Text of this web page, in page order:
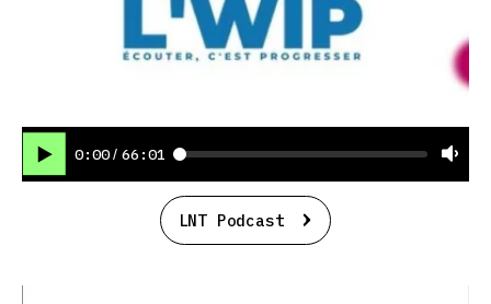
0:00 / 66:01
LNT Podcast